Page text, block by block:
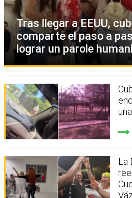
Tras llegar a EEUU,
comparte el paso a
lograr un parole
La